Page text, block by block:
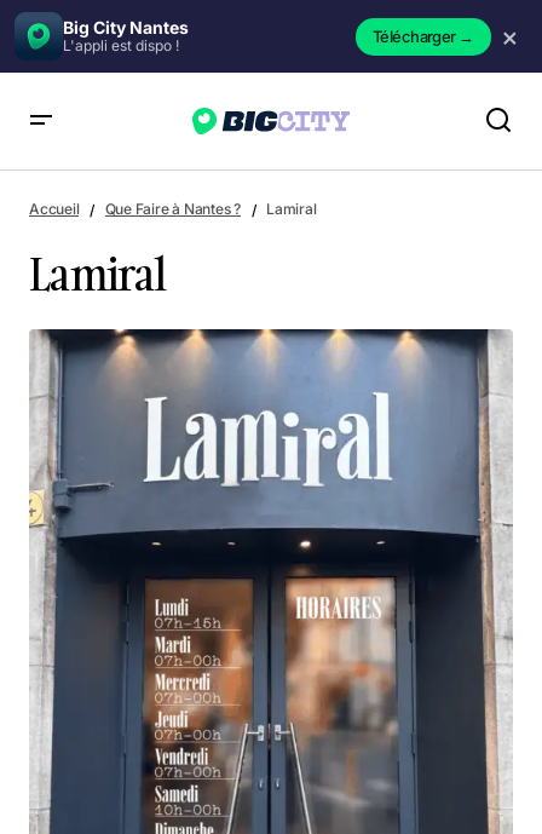
Big City Nantes
L'appli est dispo ! Télécharger→ ×
Accueil Que Faire à Nantes ? Lamiral
Lamiral